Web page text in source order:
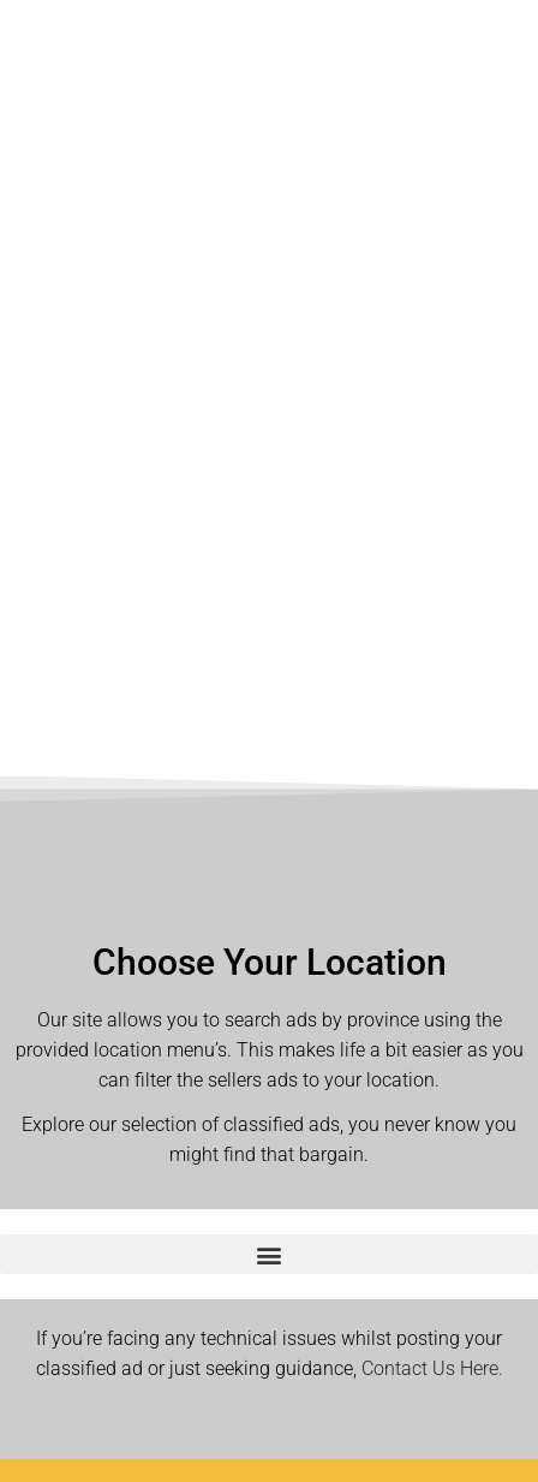
Choose Your Location
Our site allows you to search ads by province using the
provided location menu’s. This makes life a bit easier as you
can filter the sellers ads to your location.
Explore our selection of classified ads, you never know you
might find that bargain.
If you’re facing any technical issues whilst posting your
classified ad or just seeking guidance, Contact Us Here.